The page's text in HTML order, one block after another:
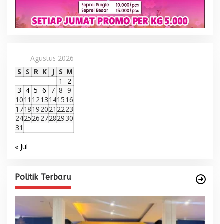
Agustus 2026
S S R K J S M
1
2
3 4 5 6 7 8 9
1011 1213141516
1718192021 2223
24252627282930
31
« Jul
Politik Terbaru